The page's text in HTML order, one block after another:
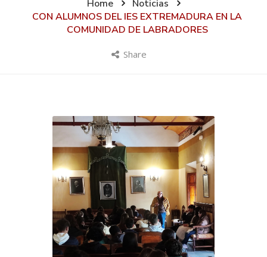
Home
Noticias
CON ALUMNOS DEL IES EXTREMADURA EN LA
COMUNIDAD DE LABRADORES
Share